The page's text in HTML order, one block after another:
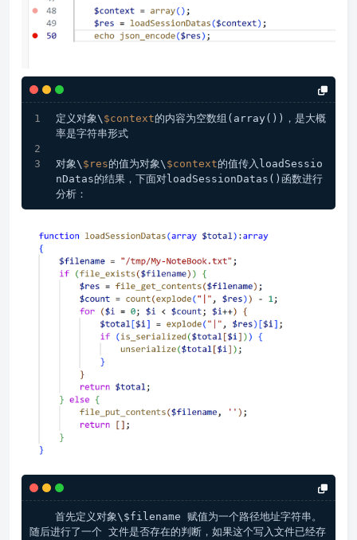
定义对象\ $context的内容为空数组(array())，是大概
率是字符串形式
对象\ $res的值为对象\ $context的值传入loadSessio
nDatas的结果，下面对loadSessionDatas()函数进行
分析：
随后进行了一个 文件是否存在的判断，如果这个写入文件已经存